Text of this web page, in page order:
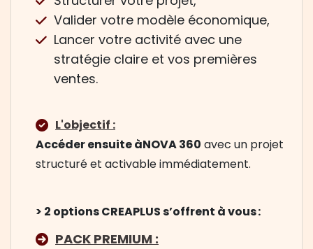
Valider votre modèle économique,
Lancer votre activité avec une
stratégie claire et vos premières
ventes.
L'objectif :
Accéder ensuite àNOVA 360 avec un projet
structuré et activable immédiatement.
> 2 options CREAPLUS s’offrent à vous :
PACK PREMIUM :